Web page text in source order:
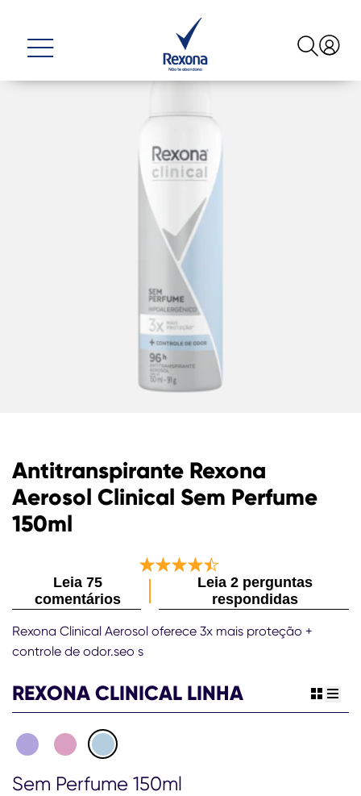
Antitranspirante Rexona
Aerosol Clinical Sem Perfume
150ml
classificação
deste
Aerosol
Clinical
Sem
4.4
Leia 75
comentários
Leia 2 perguntas
respondidas
Rexona Clinical Aerosol oferece 3x mais proteção +
controle de odor.seo s
REXONA CLINICAL LINHA view
Sem Perfume 150ml